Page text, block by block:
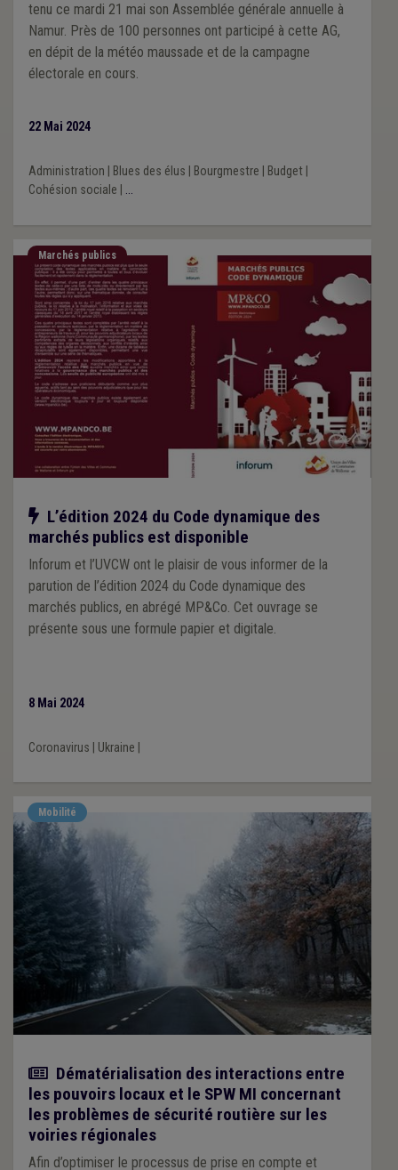
tenu ce mardi 21 mai son Assemblée générale annuelle à
Namur. Près de 100 personnes ont participé à cette AG,
en dépit de la météo maussade et de la campagne
électorale en cours.
22 Mai 2024
Administration Blues des élus Bourgmestre Budget|
Cohésion sociale
...
Marchés publics
Notre action
L’édition 2024 du Code dynamique des
marchés publics est disponible
Inforum et l’UVCW ont le plaisir de vous informer de la
parution de l’édition 2024 du Code dynamique des
marchés publics, en abrégé MP&Co. Cet ouvrage se
présente sous une formule papier et digitale.
8 Mai 2024
Coronavirus Ukraine
Mobilité
Actualité
Dématérialisation des interactions entre
les pouvoirs locaux et le SPW MI concernant
les problèmes de sécurité routière sur les
voiries régionales
Afin d’optimiser le processus de prise en compte et